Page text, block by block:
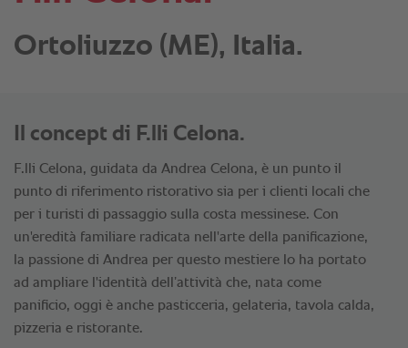
Ortoliuzzo (ME), Italia.
Il concept di F.lli Celona.
F.lli Celona, guidata da Andrea Celona, è un punto il
punto di riferimento ristorativo sia per i clienti locali che
per i turisti di passaggio sulla costa messinese. Con
un'eredità familiare radicata nell'arte della panificazione,
la passione di Andrea per questo mestiere lo ha portato
ad ampliare l'identità dell’attività che, nata come
panificio, oggi è anche pasticceria, gelateria, tavola calda,
pizzeria e ristorante.